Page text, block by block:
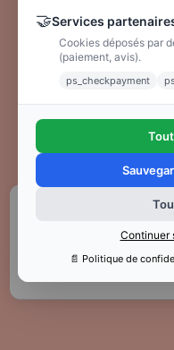
Mentions légales
Conditions générales de
🤝Services
Cookies déposés par
(paiement, avis).
ps_checkpayment
Continuer
📄 Politique de